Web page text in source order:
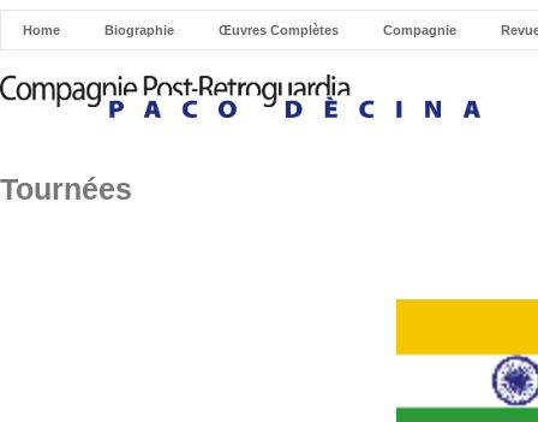
Home Biographie Œuvres Complètes Compagnie
Tournées